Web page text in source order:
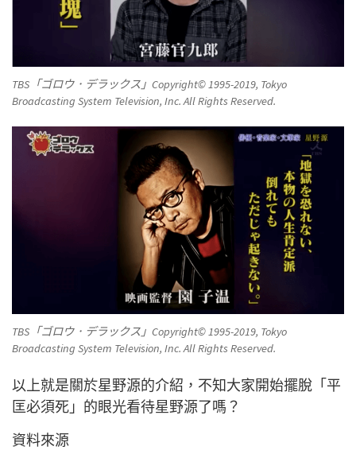
TBS「ゴロウ．デラックス」Copyright© 1995-2019, Tokyo
Broadcasting System Television, Inc. All Rights Reserved.
TBS「ゴロウ．デラックス」Copyright© 1995-2019, Tokyo
Broadcasting System Television, Inc. All Rights Reserved.
以上就是關於星野源的介紹，不知大家開始擺脫「平
匡必須死」的眼光看待星野源了嗎？
資料來源